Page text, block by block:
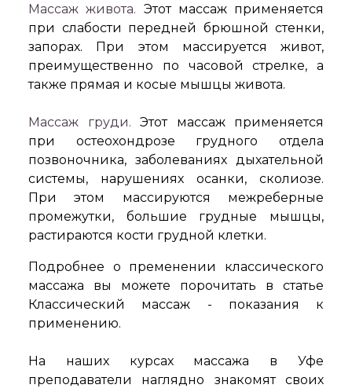
Массаж живота. Этот массаж применяется
при слабости передней брюшной стенки,
запорах. При этом массируется живот,
преимущественно по часовой стрелке, а
также прямая и косые мышцы живота.
Массаж груди. Этот массаж применяется
при остеохондрозе грудного отдела
позвоночника, заболеваниях дыхательной
системы, нарушениях осанки, сколиозе.
При этом массируются межреберные
промежутки, большие грудные мышцы,
растираются кости грудной клетки.
Подробнее о пременении классического
массажа вы можете порочитать в статье
Классический массаж - показания к
применению.
На наших курсах массажа в Уфе
преподаватели наглядно знакомят своих